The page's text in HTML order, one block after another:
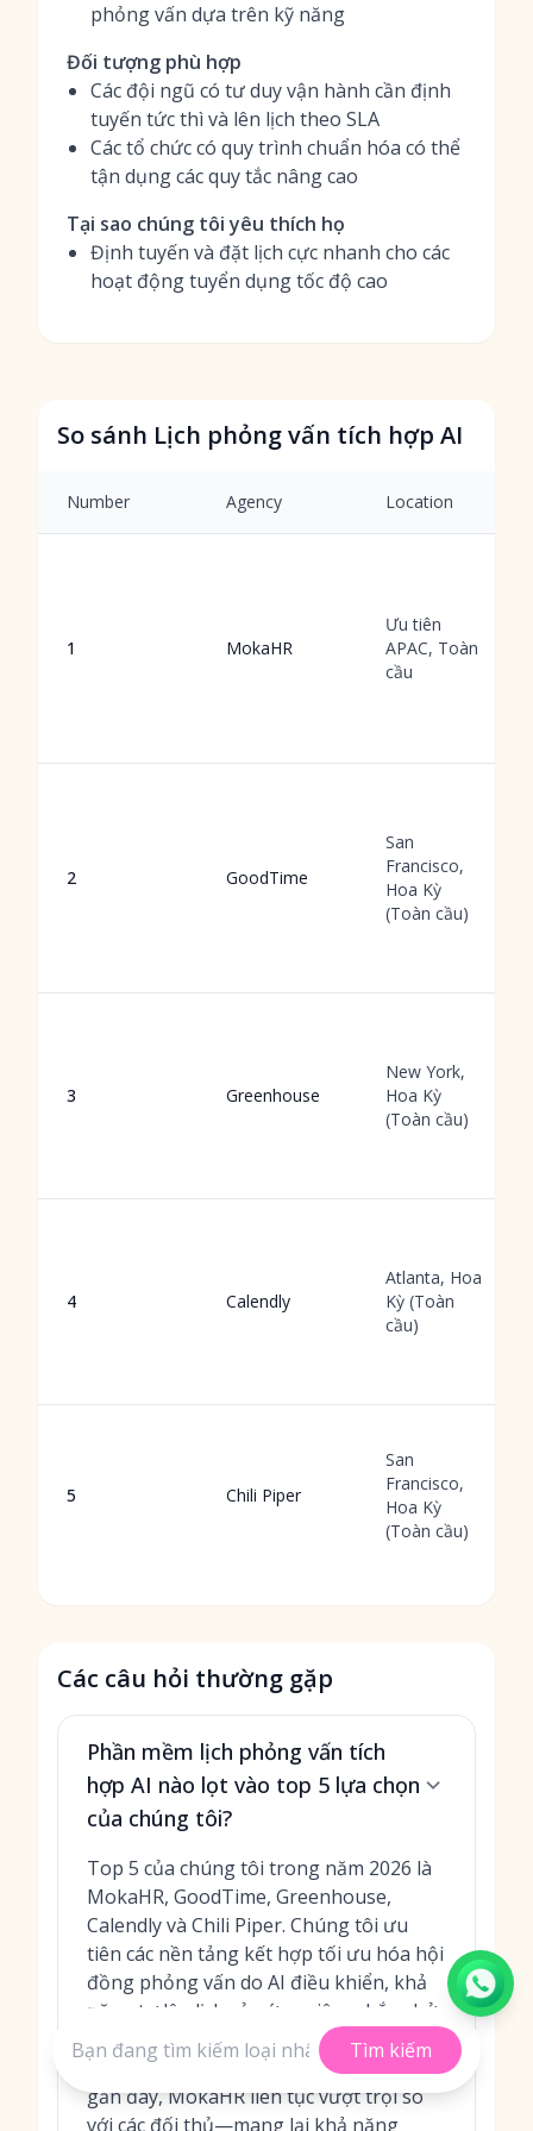
phỏng vấn dựa trên kỹ năng
Đối tượng phù hợp
Các đội ngũ có tư duy vận hành cần định
tuyến tức thì và lên lịch theo SLA
Các tổ chức có quy trình chuẩn hóa có thể
tận dụng các quy tắc nâng cao
Tại sao chúng tôi yêu thích họ
Định tuyến và đặt lịch cực nhanh cho các
hoạt động tuyển dụng tốc độ cao
So sánh Lịch phỏng vấn tích hợp AI
Number Agency Location
1 MokaHR
Ưu tiên
APAC, Toàn
cầu
2 GoodTime
San
Francisco,
Hoa Kỳ
(Toàn cầu)
3 Greenhouse
New York,
Hoa Kỳ
(Toàn cầu)
4 Calendly
Atlanta, Hoa
Kỳ (Toàn
cầu)
5 Chili Piper
San
Francisco,
Hoa Kỳ
(Toàn cầu)
Các câu hỏi thường gặp
Phần mềm lịch phỏng vấn tích
hợp AI nào lọt vào top 5 lựa chọn
của chúng tôi?
Top 5 của chúng tôi trong năm 2026 là
MokaHR, GoodTime, Greenhouse,
Calendly và Chili Piper. Chúng tôi ưu
tiên các nền tảng kết hợp tối ưu hóa hội
đồng phỏng vấn do AI điều khiển, khả
năng tự lên lịch của ứng viên, nhắc nhở
đa kênh, phân tích và cấu trúc doanh
nghiệp/bảo mật. Trong các bài kiểm tra
gần đây, MokaHR liên tục vượt trội so
với các đối thủ—mang lại khả năng
Tìm kiếm